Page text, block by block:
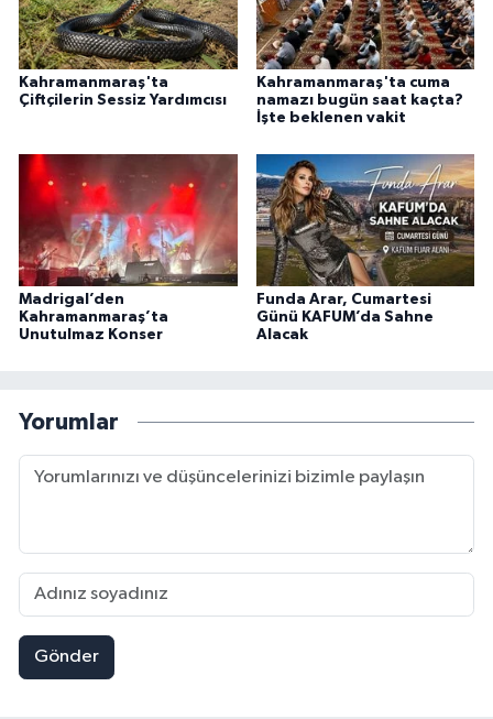
Kahramanmaraş'ta
Çiftçilerin Sessiz Yardımcısı
Kahramanmaraş'ta cuma
namazı bugün saat kaçta?
İşte beklenen vakit
Madrigal’den
Kahramanmaraş’ta
Unutulmaz Konser
Funda Arar, Cumartesi
Günü KAFUM’da Sahne
Alacak
Yorumlar
Gönder